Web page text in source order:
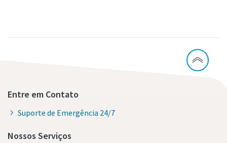
Entre em Contato
Suporte de Emergência 24/7
Nossos Serviços